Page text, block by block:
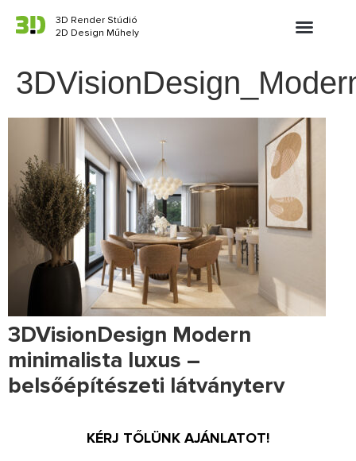
3D Render Stúdió
2D Design Műhely
3DVisionDesign Modern
minimalista luxus –
belsőépítészeti látványterv
KÉRJ TŐLÜNK AJÁNLATOT!